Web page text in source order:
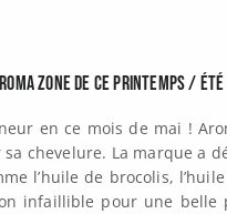
Zone de ce printemps / été
en ce mois de mai !
chevelure. La marque a
l’huile de brocolis,
infaillible pour une belle